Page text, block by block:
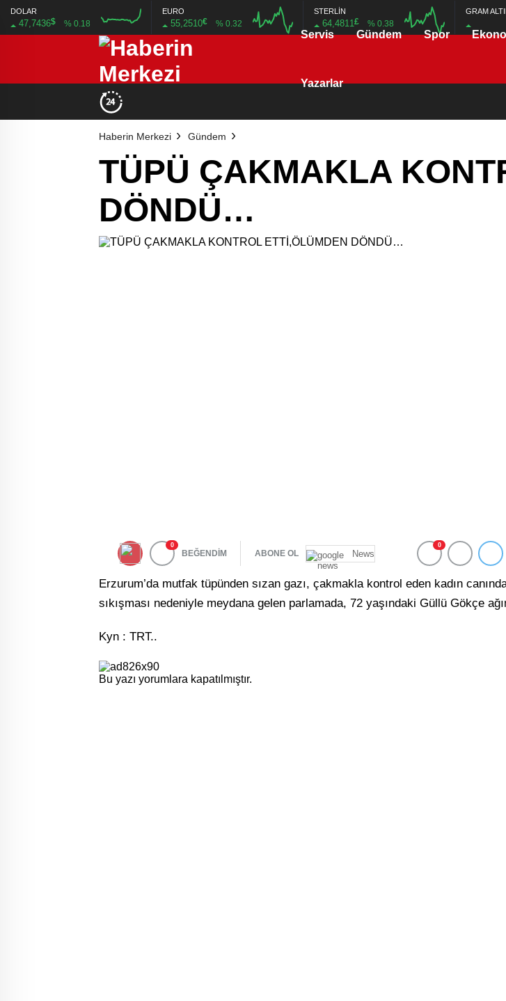
DOLAR
47,7436$ % 0.18
16:00 20:00
EURO
55,2510€ % 0.32
STERLİN
64,4811£ % 0.38
GRAM
Servis Gündem Spor
Yazarlar
Haberin Merkezi Gündem
TÜPÜ ÇAKMAKLA
DÖNDÜ…
0
BEĞENDİM ABONE OL News
0
Erzurum’da mutfak tüpünden sızan gazı, çakmakla kontrol eden kadın
sıkışması nedeniyle meydana gelen parlamada, 72 yaşındaki Güllü Gökçe
Kyn : TRT..
Bu yazı yorumlara kapatılmıştır.